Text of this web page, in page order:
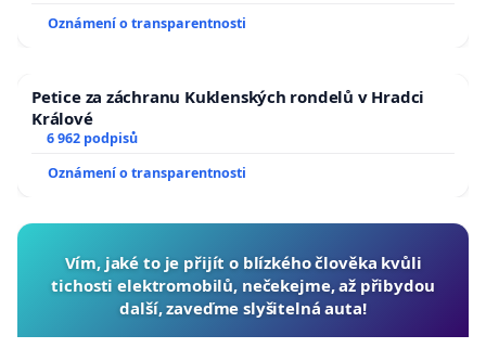
Oznámení o transparentnosti
Petice za záchranu Kuklenských rondelů v Hradci
Králové
6 962 podpisů
Oznámení o transparentnosti
Vím, jaké to je přijít o blízkého člověka kvůli
tichosti elektromobilů, nečekejme, až přibydou
další, zaveďme slyšitelná auta!